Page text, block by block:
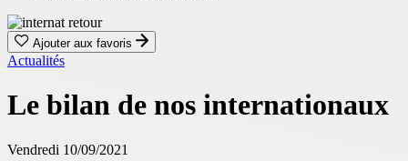
Ajouter aux favoris
Actualités
Le bilan de nos internationaux
Vendredi 10/09/2021